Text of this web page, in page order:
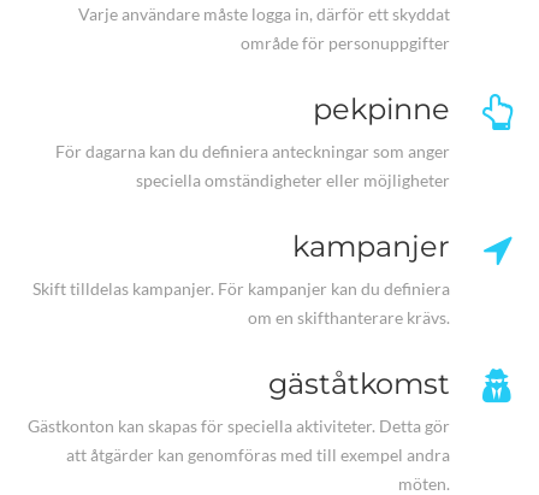
Varje användare måste logga in, därför ett skyddat
område för personuppgifter
pekpinne
För dagarna kan du definiera anteckningar som anger
speciella omständigheter eller möjligheter
kampanjer
Skift tilldelas kampanjer. För kampanjer kan du definiera
om en skifthanterare krävs.
gäståtkomst
Gästkonton kan skapas för speciella aktiviteter. Detta gör
att åtgärder kan genomföras med till exempel andra
möten.